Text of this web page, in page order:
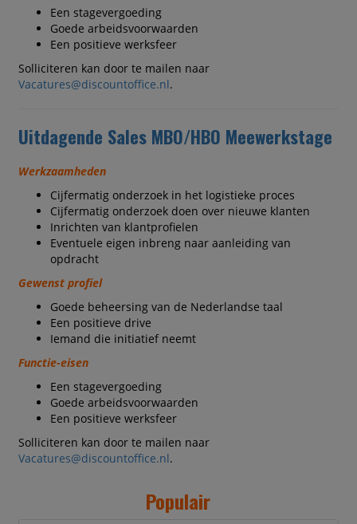
Een stagevergoeding
Goede arbeidsvoorwaarden
Een positieve werksfeer
Solliciteren kan door te mailen naar
Vacatures@discountoffice.nl.
Uitdagende Sales MBO/HBO Meewerkstage
Werkzaamheden
Cijfermatig onderzoek in het logistieke proces
Cijfermatig onderzoek doen over nieuwe klanten
Inrichten van klantprofielen
Eventuele eigen inbreng naar aanleiding van
opdracht
Gewenst profiel
Goede beheersing van de Nederlandse taal
Een positieve drive
Iemand die initiatief neemt
Functie-eisen
Een stagevergoeding
Goede arbeidsvoorwaarden
Een positieve werksfeer
Solliciteren kan door te mailen naar
Vacatures@discountoffice.nl.
Populair